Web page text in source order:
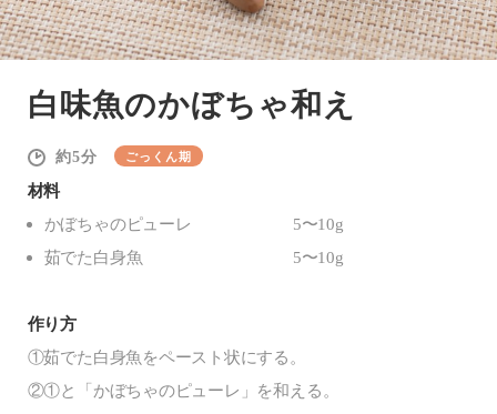
白味魚のかぼちゃ和え
5 ごっくん期
材料
かぼちゃのピューレ 5〜10g
茹でた白身魚 5〜10g
作り方
①茹でた白身魚をペースト状にする。
②①と「かぼちゃのピューレ」を和える。